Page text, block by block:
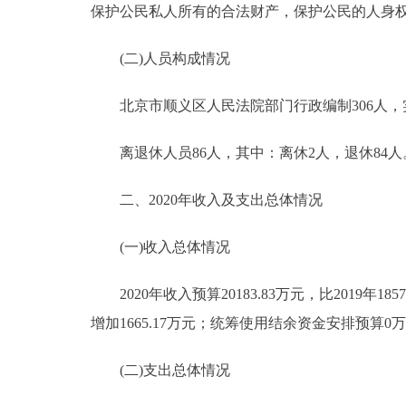
保护公民私人所有的合法财产，保护公民的人身
(二)人员构成情况
北京市顺义区人民法院部门行政编制306人，
离退休人员86人，其中：离休2人，退休84人
二、2020年收入及支出总体情况
(一)收入总体情况
2020年收入预算20183.83万元，比2019年
增加1665.17万元；统筹使用结余资金安排预算0
(二)支出总体情况